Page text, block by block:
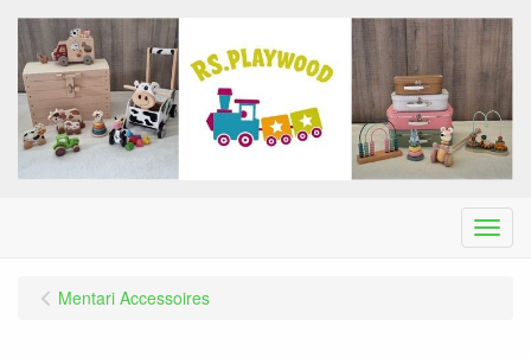
Menu
Mentari Accessoires